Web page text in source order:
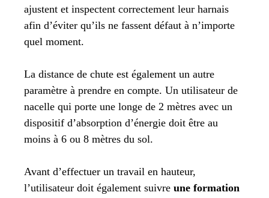
ajustent et inspectent correctement leur harnais
afin d’éviter qu’ils ne fassent défaut à n’importe
quel moment.
La distance de chute est également un autre
paramètre à prendre en compte. Un utilisateur de
nacelle qui porte une longe de 2 mètres avec un
dispositif d’absorption d’énergie doit être au
moins à 6 ou 8 mètres du sol.
Avant d’effectuer un travail en hauteur,
l’utilisateur doit également suivre une formation